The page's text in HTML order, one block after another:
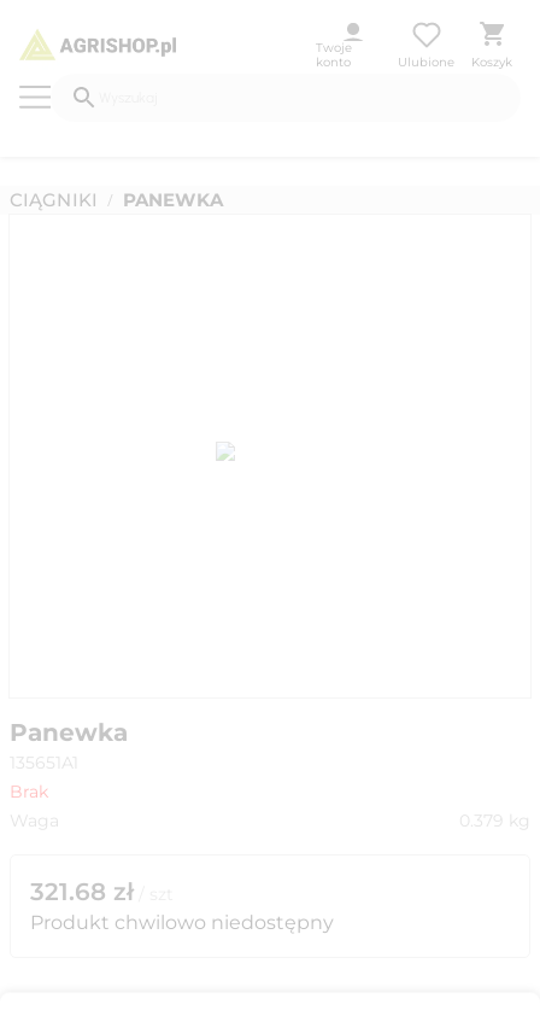
Twoje
konto
Ulubione Koszyk
CIĄGNIKI / PANEWKA
Panewka
135651A1
Brak
Waga
0.379 kg
321.68 zł
Produkt chwilowo niedostępny